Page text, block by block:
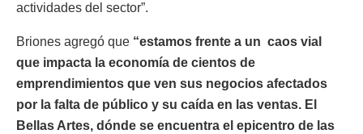
actividades del sector”.
Briones agregó que “estamos frente a un caos vial
que impacta la economía de cientos de
emprendimientos que ven sus negocios afectados
por la falta de público y su caída en las ventas. El
Bellas Artes, dónde se encuentra el epicentro de las